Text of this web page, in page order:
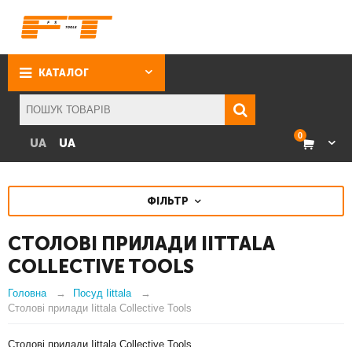
КАТАЛОГ
UA UA
0
ФІЛЬТР
СТОЛОВІ ПРИЛАДИ IITTALA
COLLECTIVE TOOLS
Головна
Посуд Iittala
Столові прилади Iittala Collective Tools
Столові прилади Iittala Collective Tools